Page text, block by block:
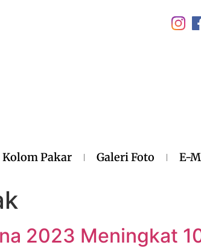
Kolom Pakar Galeri Foto E-
2023 Meningkat